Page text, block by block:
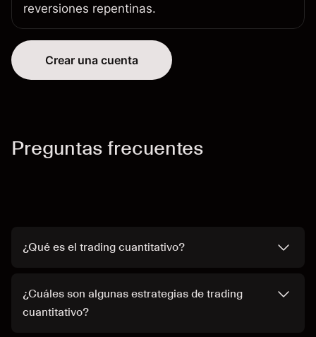
reversiones repentinas.
Crear una cuenta
Preguntas frecuentes
¿Qué es el trading cuantitativo?
¿Cuáles son algunas estrategias de trading
cuantitativo?